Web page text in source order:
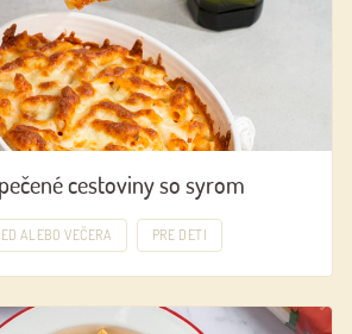
cestoviny so syrom
ALEBO VEČERA PRE DETI